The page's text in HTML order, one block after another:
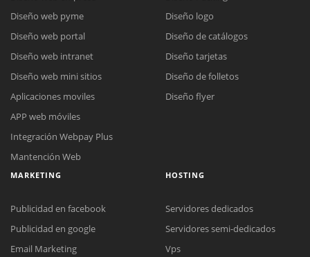
Diseño web pyme
Diseño web portal
Diseño web intranet
Diseño web mini sitios
Aplicaciones moviles
APP web móviles
Integración Webpay Plus
Mantención Web
Diseño logo
Diseño de catálogos
Diseño tarjetas
Diseño de folletos
Diseño flyer
MARKETING
Publicidad en facebook
Publicidad en google
Email Marketing
HOSTING
Servidores dedicados
Servidores semi-dedicados
Vps